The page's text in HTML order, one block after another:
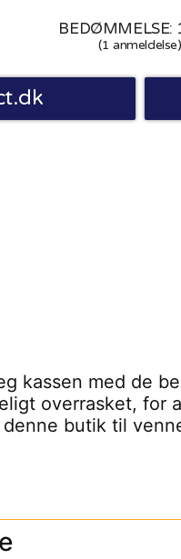
BEDØMMELSE:
(1 anmeldelse)
kassen med de
overrasket, for
butik til